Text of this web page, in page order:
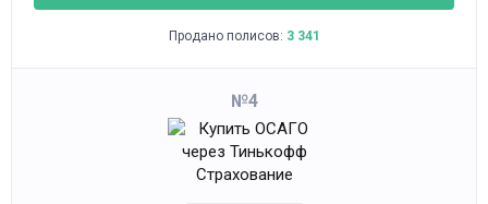
Продано полисов: 3 341
4